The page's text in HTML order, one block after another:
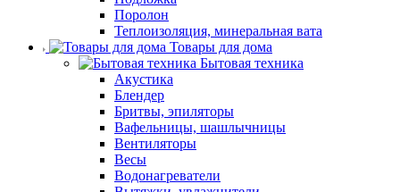
Поролон
Теплоизоляция, минеральная вата
Товары для дома
Бытовая техника
Акустика
Блендер
Бритвы, эпиляторы
Вафельницы, шашлычницы
Вентиляторы
Весы
Водонагреватели